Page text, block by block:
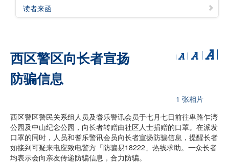
读者来函
西区警区向长者宣扬
防骗信息
1 张相片
西区警区警民关系组人员及耆乐警讯会员于七月七日前往卑路乍湾
公园及中山纪念公园，向长者转赠由社区人士捐赠的口罩。在派发
口罩的同时，人员和耆乐警讯会员向长者宣扬防骗信息，提醒长者
如接到可疑来电应致电警方「防骗易18222」热线求助。一众长者
均表示会向亲友传递防骗信息，合力防骗。